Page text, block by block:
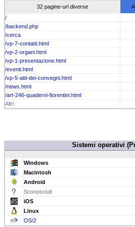
32 pagine-url diverse
/
/backend.php
/cerca
/vp-7-contatti.html
/vp-2-organi.html
/vp-1-presentazione.html
/eventi.html
/vp-5-atti-dei-convegni.html
/news.html
/art-246-quaderni-fiorentini.html
Altri
Sistemi operativi
Windows
Macintosh
Android
Sconosciuti
iOS
Linux
OS/2